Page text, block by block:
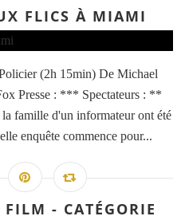
FLICS À MIAMI
(2h 15min) De Michael
Presse : *** Spectateurs : **
famille d'un informateur ont été
enquête commence pour...
- CATÉGORIE